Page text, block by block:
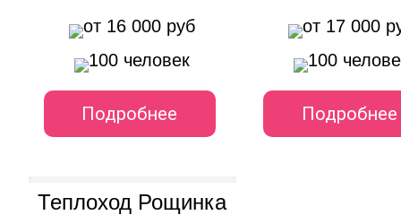
от 16 000 руб
100 человек
Подробнее
от 17 000
100
Подробнее
Теплоход Рощинка